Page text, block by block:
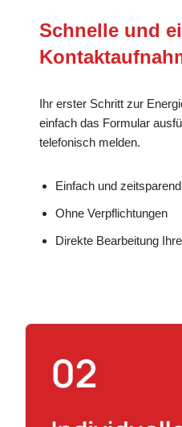
Schnelle und
Ihr erster Schritt zur
einfach das Formular
telefonisch melden.
Einfach und zeitsparend
Ohne Verpflichtungen
Direkte Bearbeitung